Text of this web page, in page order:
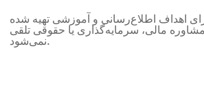
اهداف اطلاع‌رسانی و آموزشی تهیه شده
مالی، سرمایه‌گذاری یا حقوقی تلقی
نمی‌شود.